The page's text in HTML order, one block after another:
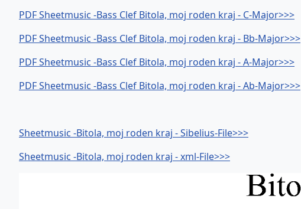
PDF Sheetmusic -Bass Clef Bitola, moj roden kraj - C-Major>>>
PDF Sheetmusic -Bass Clef Bitola, moj roden kraj - Bb-Major>>>
PDF Sheetmusic -Bass Clef Bitola, moj roden kraj - A-Major>>>
PDF Sheetmusic -Bass Clef Bitola, moj roden kraj - Ab-Major>>>
Sheetmusic -Bitola, moj roden kraj - Sibelius-File>>>
Sheetmusic -Bitola, moj roden kraj - xml-File>>>